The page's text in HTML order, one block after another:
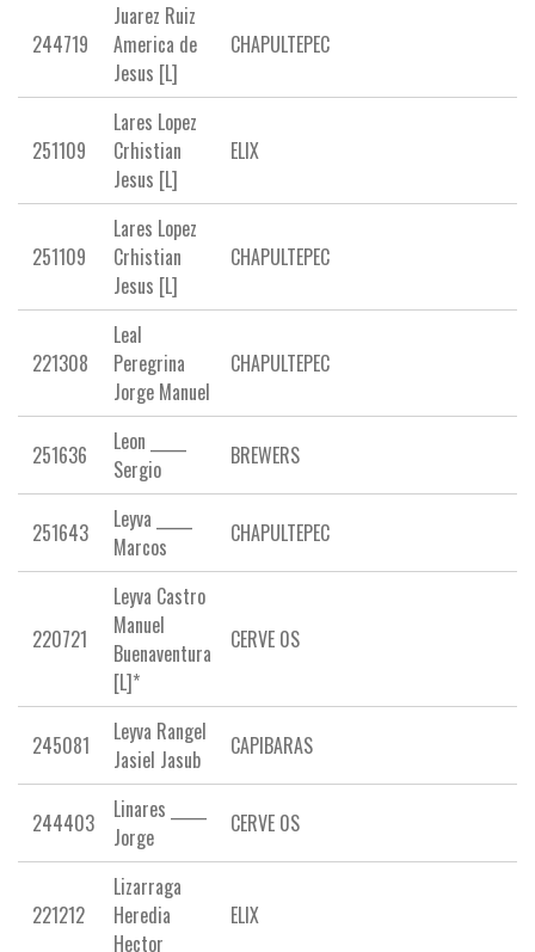
244719
Juarez Ruiz
America de
Jesus [L]
CHAPULTEPEC
251109
Lares Lopez
Crhistian
Jesus [L]
ELIX
251109
Lares Lopez
Crhistian
Jesus [L]
CHAPULTEPEC
221308
Leal
Peregrina
Jorge Manuel
CHAPULTEPEC
251636
Leon _____
Sergio
BREWERS
251643
Leyva _____
Marcos
CHAPULTEPEC
220721
Leyva Castro
Manuel
Buenaventura
[L]*
CERVE 0S
245081
Leyva Rangel
Jasiel Jasub
CAPIBARAS
244403
Linares _____
Jorge
CERVE 0S
221212
Lizarraga
Heredia
Hector
ELIX